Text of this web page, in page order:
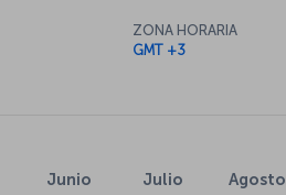
ZONA HORARIA
GMT +3
Junio Julio Agosto